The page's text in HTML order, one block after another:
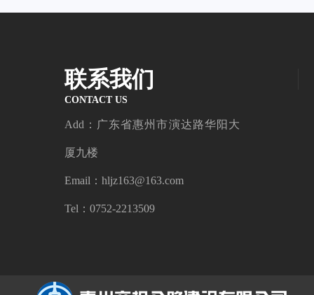
联系我们
CONTACT US
Add：广东省惠州市演达路华阳大
厦九楼
Email：hljz163@163.com
Tel：0752-2213509